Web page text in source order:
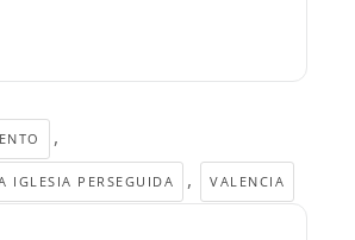
,
IGLESIA PERSEGUIDA , VALENCIA